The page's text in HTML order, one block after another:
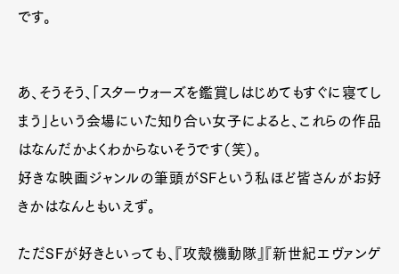
です。
あ、そうそう、「スターウォーズを鑑賞しはじめてもすぐに寝てし
まう」という会場にいた知り合い女子によると、これらの作品
はなんだかよくわからないそうです（笑）。
好きな映画ジャンルの筆頭がSFという私ほど皆さんがお好
きかはなんともいえず。
ただSFが好きといっても、『攻殻機動隊』『新世紀エヴァンゲ